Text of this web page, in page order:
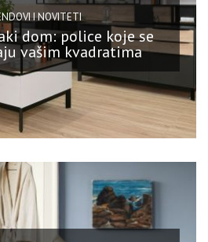
I NOVITETI
dom: police koje se
vašim kvadratima